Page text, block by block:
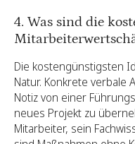
4. Was sind die
Die kostengünstigsten
Natur. Konkrete verbale
Notiz von einer
neues Projekt zu
Mitarbeiter, sein